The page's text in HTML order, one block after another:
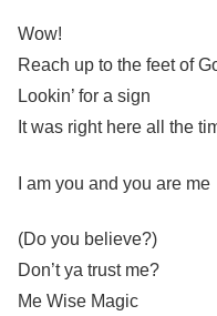
Wow!
Reach up to the feet of
Lookin’ for a sign
It was right here all the
I am you and you are me
(Do you believe?)
Don’t ya trust me?
Me Wise Magic